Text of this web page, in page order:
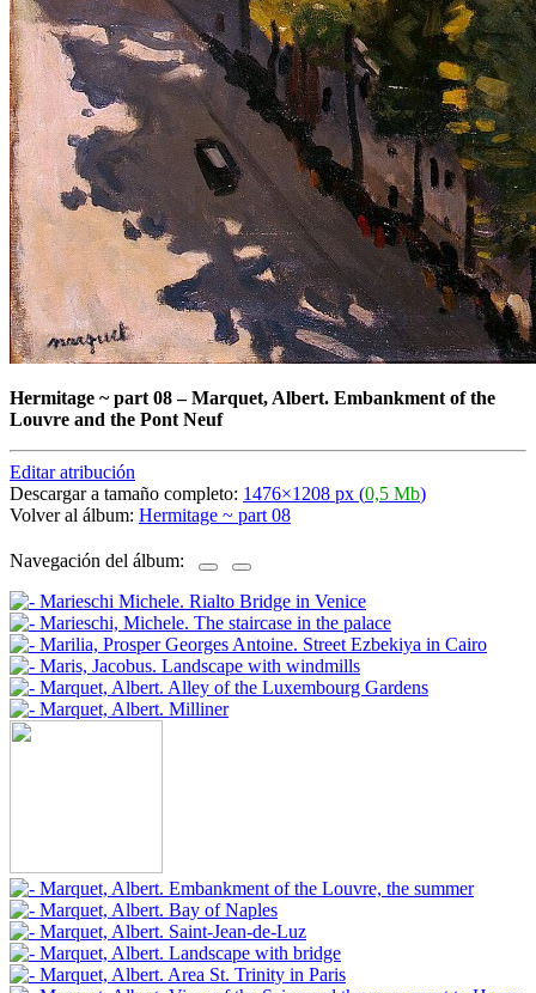
Hermitage ~ part 08–Marquet, Albert. Embankment of the
Louvre and the Pont Neuf
Editar atribución
Descargar a tamaño completo: 1476×1208 px (0,5 Mb)
Volver al álbum: Hermitage ~ part 08
Navegación del álbum: